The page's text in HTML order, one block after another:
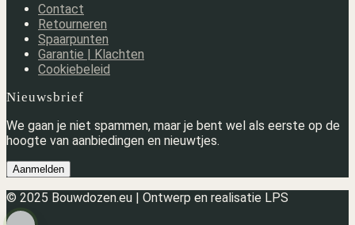
Contact
Retourneren
Spaarpunten
Garantie | Klachten
Cookiebeleid
Nieuwsbrief
We gaan je niet spammen, maar je bent wel als eerste op de
hoogte van aanbiedingen en nieuwtjes.
Aanmelden
© 2025 Bouwdozen.eu | Ontwerp en realisatie LPS